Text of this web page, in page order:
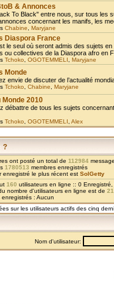
& Annonces
To Black" entre nous, sur tous les
concernant les manifs, les
Chabine Maryjane
Diaspora France
le seul où seront admis des sujets
ou collectives de la Diaspora afro en
Tchoko OGOTEMMELI Maryjane
Monde
envie de discuter de l’actualité
Tchoko Chabine Maryjane
Monde 2010
débattre de tous les sujets
Tchoko OGOTEMMELI Alex
?
ont posté un total de 112984
1780513 membres enregistrés
enregistré le plus récent est SolGetty
160 utilisateurs en ligne :: 0
nombre d'utilisateurs en ligne est de
enregistrés : Aucun
sur les utilisateurs actifs des cinq
Nom d'utilisateur: